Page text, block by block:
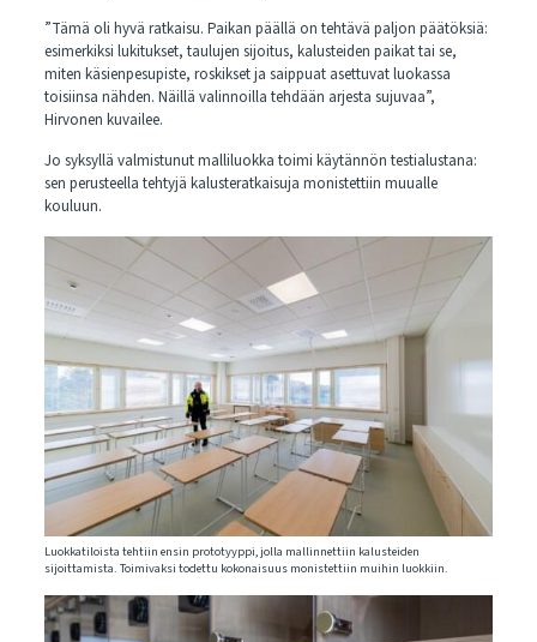
”Tämä oli hyvä ratkaisu. Paikan päällä on tehtävä paljon päätöksiä:
esimerkiksi lukitukset, taulujen sijoitus, kalusteiden paikat tai se,
miten käsienpesupiste, roskikset ja saippuat asettuvat luokassa
toisiinsa nähden. Näillä valinnoilla tehdään arjesta sujuvaa”,
Hirvonen kuvailee.
Jo syksyllä valmistunut malliluokka toimi käytännön testialustana:
sen perusteella tehtyjä kalusteratkaisuja monistettiin muualle
kouluun.
Luokkatiloista tehtiin ensin prototyyppi, jolla mallinnettiin kalusteiden
sijoittamista. Toimivaksi todettu kokonaisuus monistettiin muihin luokkiin.